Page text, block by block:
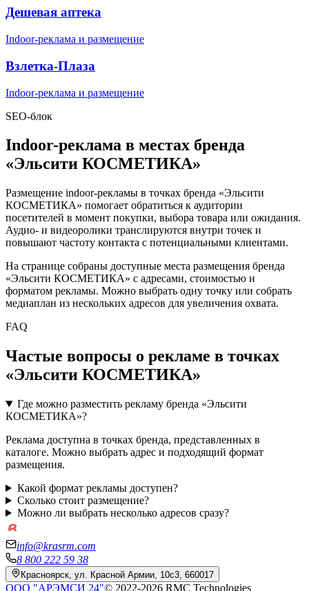
Дешевая аптека
Indoor-реклама и размещение
Взлетка-Плаза
Indoor-реклама и размещение
SEO-блок
Indoor-реклама в местах бренда
«Эльсити КОСМЕТИКА»
Размещение indoor-рекламы в точках бренда «Эльсити
КОСМЕТИКА» помогает обратиться к аудитории
посетителей в момент покупки, выбора товара или ожидания.
Аудио- и видеоролики транслируются внутри точек и
повышают частоту контакта с потенциальными клиентами.
На странице собраны доступные места размещения бренда
«Эльсити КОСМЕТИКА» с адресами, стоимостью и
форматом рекламы. Можно выбрать одну точку или собрать
медиаплан из нескольких адресов для увеличения охвата.
FAQ
Частые вопросы о рекламе в точках
«Эльсити КОСМЕТИКА»
Где можно разместить рекламу бренда «Эльсити
КОСМЕТИКА»?
Реклама доступна в точках бренда, представленных в
каталоге. Можно выбрать адрес и подходящий формат
размещения.
Какой формат рекламы доступен?
Сколько стоит размещение?
Можно ли выбрать несколько адресов сразу?
info@krasrm.com
8 800 222 59 38
Красноярск, ул. Красной Армии, 10с3, 660017
ООО "АРЭМСИ 24"© 2022-2026 RMC Technologies